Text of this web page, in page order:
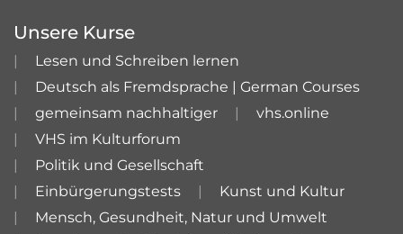
Unsere Kurse
Lesen und Schreiben lernen
Deutsch als Fremdsprache | German Courses
gemeinsam nachhaltiger
vhs.online
VHS im Kulturforum
Politik und Gesellschaft
Einbürgerungstests
Kunst und Kultur
Mensch, Gesundheit, Natur und Umwelt